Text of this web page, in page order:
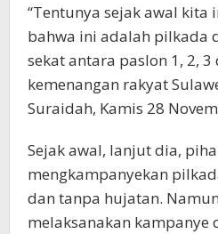
“Tentunya sejak awal kita
bahwa ini adalah pilkada
sekat antara paslon 1, 2, 3
kemenangan rakyat
Suraidah, Kamis 28
Sejak awal, lanjut dia,
mengkampanyekan
dan tanpa hujatan.
melaksanakan kampanye